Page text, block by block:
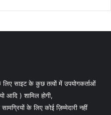
लिए साइट के कुछ तत्वों में उपयोगकर्ताओं
आदि ) शामिल होगी,
के लिए कोई ज़िम्मेदारी नहीं